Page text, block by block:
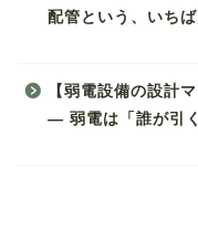
配管という、いち
【弱電設備の設計
― 弱電は「誰が引